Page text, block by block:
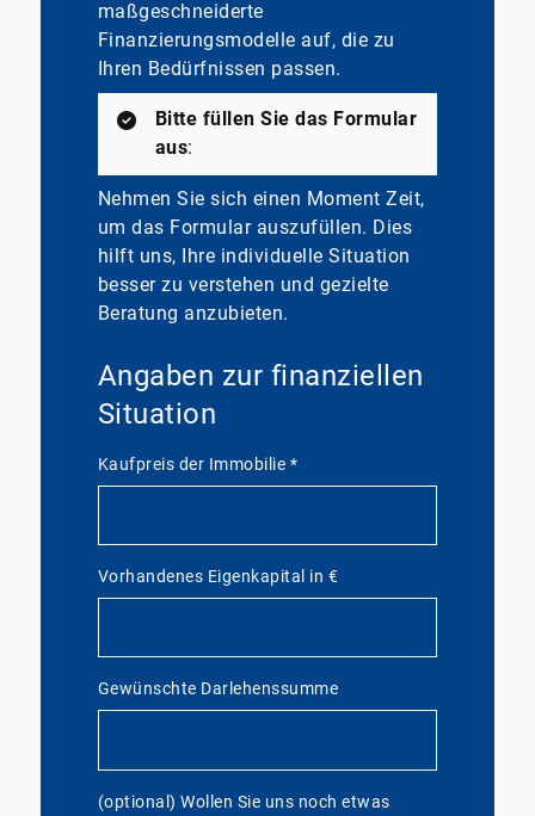
maßgeschneiderte
Finanzierungsmodelle auf, die zu
Ihren Bedürfnissen passen.
Bitte füllen Sie das Formular
aus:
Nehmen Sie sich einen Moment Zeit,
um das Formular auszufüllen. Dies
hilft uns, Ihre individuelle Situation
besser zu verstehen und gezielte
Beratung anzubieten.
Angaben zur finanziellen
Situation
Kaufpreis der Immobilie *
Vorhandenes Eigenkapital in €
Gewünschte Darlehenssumme
(optional) Wollen Sie uns noch etwas